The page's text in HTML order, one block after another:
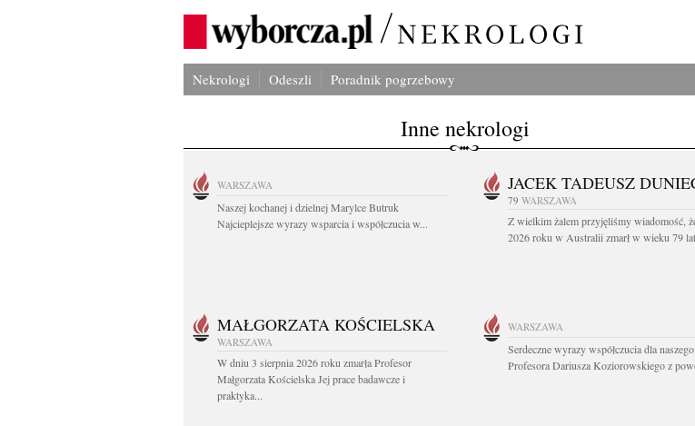
Nekrologi Odeszli Poradnik pogrzebowy
Inne nekrologi
WARSZAWA
Naszej kochanej i dzielnej Marylce Butruk
Najcieplejsze wyrazy wsparcia i współczucia w...
JACEK TADEUSZ
79 WARSZAWA
Z wielkim żalem przyjęliśmy wiadomość,
2026 roku w Australii zmarł w wieku 79
MAŁGORZATA KOŚCIELSKA
WARSZAWA
W dniu 3 sierpnia 2026 roku zmarła Profesor
Małgorzata Kościelska Jej prace badawcze i
praktyka...
WARSZAWA
Serdeczne wyrazy współczucia dla
Profesora Dariusza Koziorowskiego z